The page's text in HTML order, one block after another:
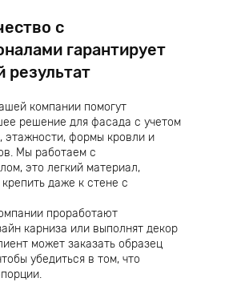
с
гарантирует
результат
компании помогут
решение для фасада с учетом
этажности, формы кровли и
Мы работаем с
это легкий материал,
даже к стене с
проработают
карниза или выполнят декор
может заказать образец
убедиться в том, что